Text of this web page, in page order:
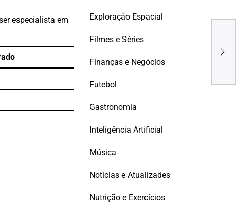
especialista em
Exploração Espacial
Filmes e Séries
Finanças e Negócios
Futebol
Gastronomia
Inteligência Artificial
Música
Notícias e Atualizades
Nutrição e Exercícios